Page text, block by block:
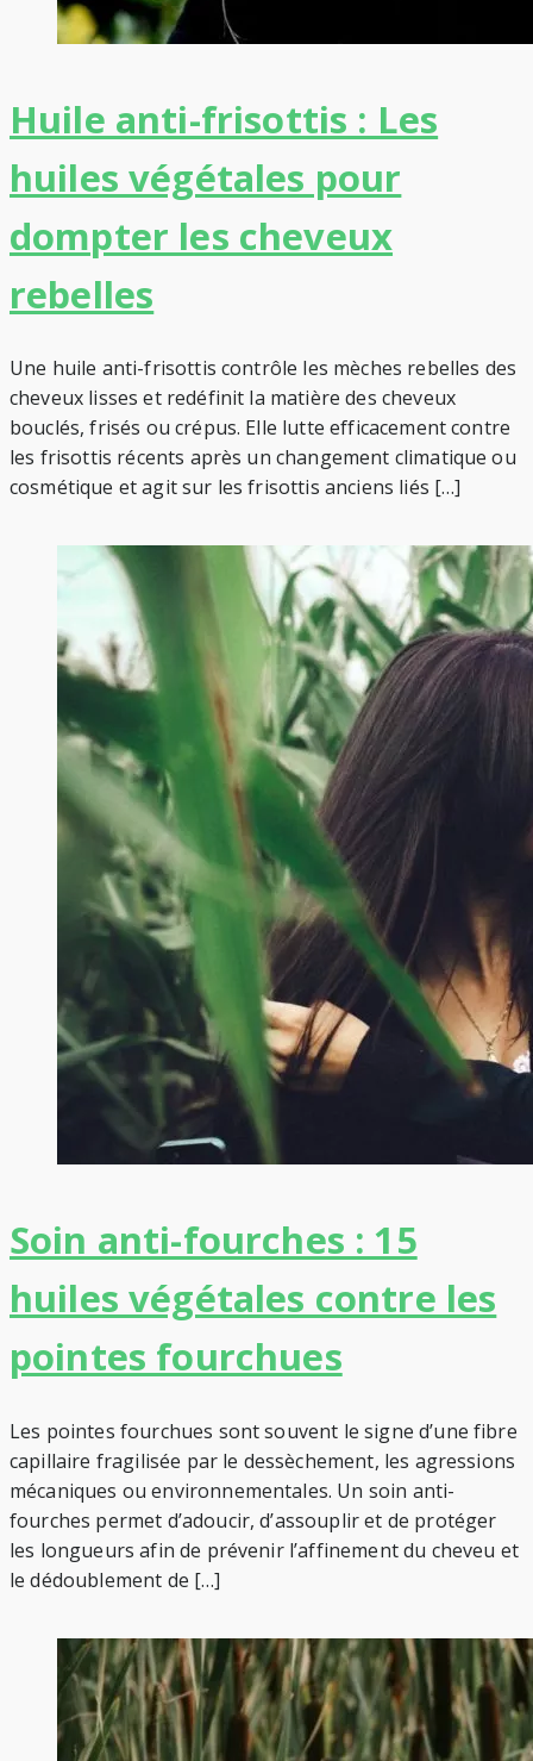
Huile anti-frisottis : Les
huiles végétales pour
dompter les cheveux
rebelles
Une huile anti-frisottis contrôle les mèches rebelles des
cheveux lisses et redéfinit la matière des cheveux
bouclés, frisés ou crépus. Elle lutte efficacement contre
les frisottis récents après un changement climatique ou
cosmétique et agit sur les frisottis anciens liés […]
Soin anti-fourches : 15
huiles végétales contre les
pointes fourchues
Les pointes fourchues sont souvent le signe d’une fibre
capillaire fragilisée par le dessèchement, les agressions
mécaniques ou environnementales. Un soin anti-
fourches permet d’adoucir, d’assouplir et de protéger
les longueurs afin de prévenir l’affinement du cheveu et
le dédoublement de […]